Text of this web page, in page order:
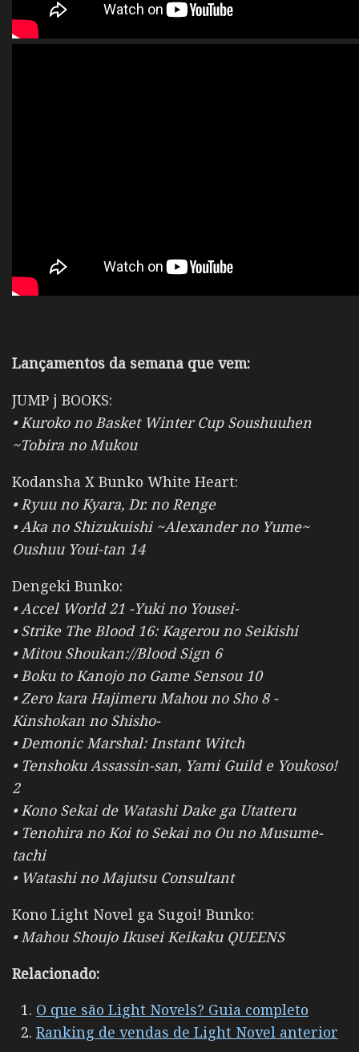
Lançamentos da semana que vem:
JUMP j BOOKS:
• Kuroko no Basket Winter Cup Soushuuhen
~Tobira no Mukou
Kodansha X Bunko White Heart:
• Ryuu no Kyara, Dr. no Renge
• Aka no Shizukuishi ~Alexander no Yume~
Oushuu Youi-tan 14
Dengeki Bunko:
• Accel World 21 -Yuki no Yousei-
• Strike The Blood 16: Kagerou no Seikishi
• Mitou Shoukan://Blood Sign 6
• Boku to Kanojo no Game Sensou 10
• Zero kara Hajimeru Mahou no Sho 8 -
Kinshokan no Shisho-
• Demonic Marshal: Instant Witch
• Tenshoku Assassin-san, Yami Guild e Youkoso!
2
• Kono Sekai de Watashi Dake ga Utatteru
• Tenohira no Koi to Sekai no Ou no Musume-
tachi
• Watashi no Majutsu Consultant
Kono Light Novel ga Sugoi! Bunko:
• Mahou Shoujo Ikusei Keikaku QUEENS
Relacionado:
O que são Light Novels? Guia completo
Ranking de vendas de Light Novel anterior